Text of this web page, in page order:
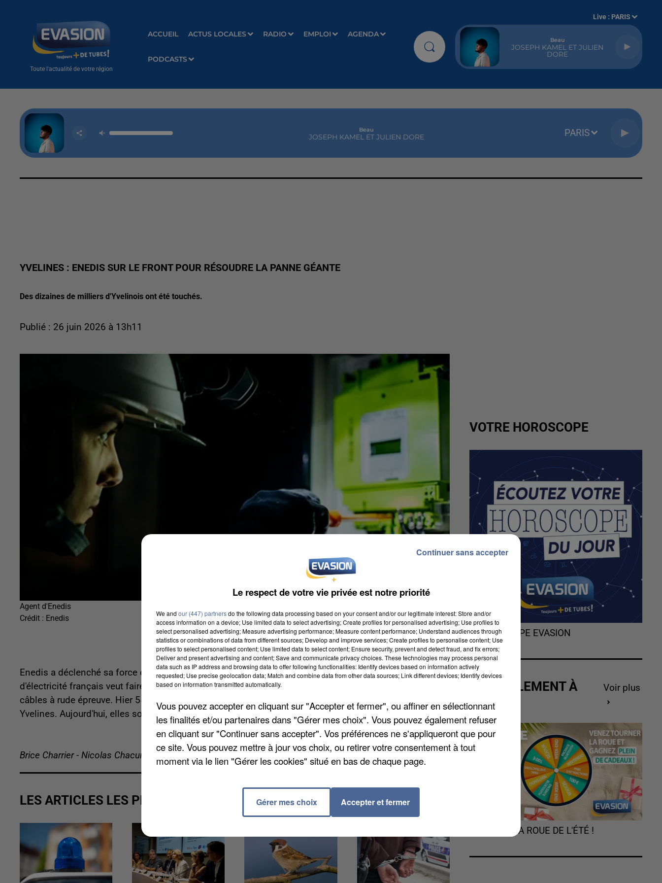
Toute l'actualité de votre région
ACCUEIL ACTUS LOCALES RADIO EMPLOI AGENDA
PODCASTS
Live : PARIS
Beau
JOSEPH KAMEL ET JULIEN
DORE
Beau
JOSEPH KAMEL ET JULIEN DORE PARIS
YVELINES : ENEDIS SUR LE FRONT POUR RÉSOUDRE LA PANNE GÉANTE
Des dizaines de milliers d'Yvelinois ont été touchés.
Publié : 26 juin 2026 à 13h11
Agent d'Enedis
Crédit : Enedis
Enedis a déclenché sa force d'intervention rapide électricité. Le gestionnaire du réseau de distribution
d'électricité français veut faire face à un risque d'incidents "élevé" à mesure que la canicule met les
câbles à rude épreuve. Hier 55 000 personnes n’avaient plus d’électricité essentiellement dans les
Yvelines. Aujourd'hui, elles sont 27.000.
Brice Charrier - Nicolas Chacun
LES ARTICLES LES PLUS VUS
VOTRE HOROSCOPE
L'HOROSCOPE EVASION
ACTUELLEMENT À
GAGNER
Voir plus
TOURNEZ LA ROUE DE L'ÉTÉ !
Le respect de votre vie privée est notre priorité
We and our (447) partnersdo the following data processing based on your consent and/or our legitimate interest: Store and/or
access information on a device; Use limited data to select advertising; Create profiles for personalised advertising; Use profiles to
select personalised advertising; Measure advertising performance; Measure content performance; Understand audiences through
statistics or combinations of data from different sources; Develop and improve services; Create profiles to personalise content; Use
profiles to select personalised content; Use limited data to select content; Ensure security, prevent and detect fraud, and fix errors;
Deliver and present advertising and content; Save and communicate privacy choices. These technologies may process personal
data such as IP address and browsing data to offer following functionalities: Identify devices based on information actively
requested; Use precise geolocation data; Match and combine data from other data sources; Link different devices; Identify devices
based on information transmitted automatically.
Vous pouvez accepter en cliquant sur "Accepter et fermer", ou affiner en sélectionnant
les finalités et/ou partenaires dans "Gérer mes choix". Vous pouvez également refuser
en cliquant sur "Continuer sans accepter". Vos préférences ne s'appliqueront que pour
ce site. Vous pouvez mettre à jour vos choix, ou retirer votre consentement à tout
moment via le lien "Gérer les cookies" situé en bas de chaque page.
Gérer mes choix Accepter et fermer
Continuer sans accepter